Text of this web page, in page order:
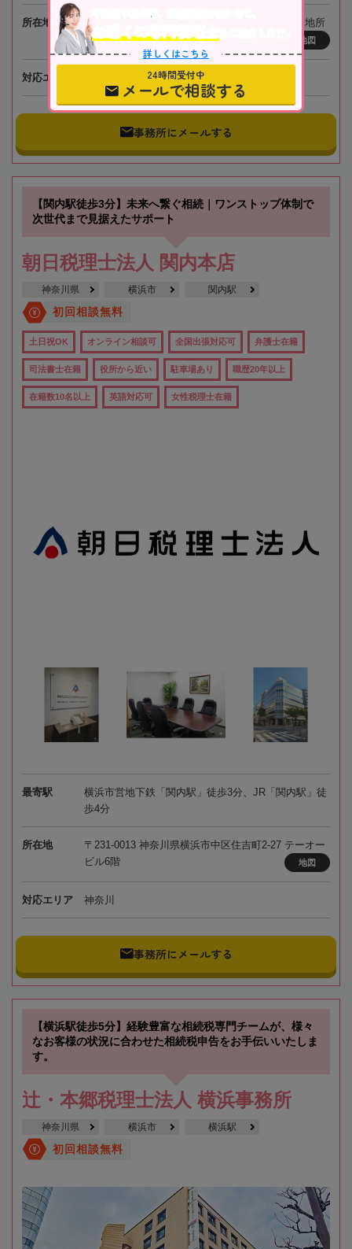
所在地
〒231-0023 神奈川県横浜市中区山下町74-1 大和地所
ビル12F
地図
対応エリア
事務所にメールする
【関内駅徒歩3分】未来へ繋ぐ相続｜ワンストップ体制で
次世代まで見据えたサポート
朝日税理士法人 関内本店
神奈川県 横浜市 関内駅
初回相談無料
土日祝OK オンライン相談可 全国出張対応可 弁護士在籍
司法書士在籍 役所から近い 駐車場あり 職歴20年以上
在籍数10名以上 英語対応可 女性税理士在籍
最寄駅
横浜市営地下鉄「関内駅」徒歩3分、JR「関内駅」徒
歩4分
所在地
〒231-0013 神奈川県横浜市中区住吉町2-27 テーオー
ビル6階
地図
対応エリア 神奈川
事務所にメールする
【横浜駅徒歩5分】経験豊富な相続税専門チームが、様々
なお客様の状況に合わせた相続税申告をお手伝いいたしま
す。
辻・本郷税理士法人 横浜事務所
神奈川県 横浜市 横浜駅
初回相談無料
不動産や株式等、相続資産に合わせて、
お近くの専門税理士
をご紹介します。
詳しくはこちら
24時間受付中
メールで相談する